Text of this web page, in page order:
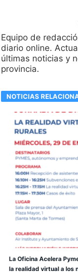
Equipo de
diario online.
últimas noticias y
provincia.
NOTICIAS
La Oficina Acelera
la realidad virtual a los